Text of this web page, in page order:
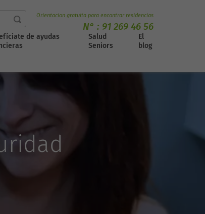
Orientacion gratuita para encontrar residencias
N° : 91 269 46 56
de ayudas
Salud
Seniors
El
blog